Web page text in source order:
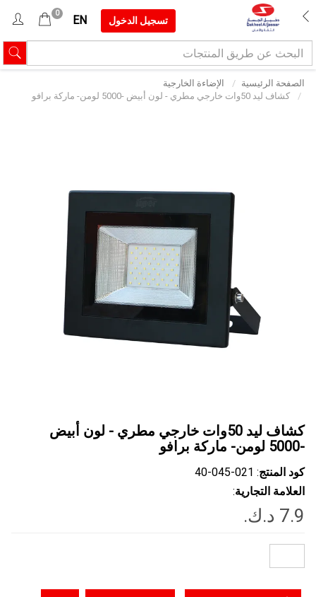
تسجيل الدخول EN
0
الصفحة الرئيسية
الإضاءة الخارجية
كشاف ليد 50وات خارجي مطري - لون أبيض -5000 لومن- ماركة برافو
كشاف ليد 50وات خارجي مطري - لون أبيض
-5000 لومن- ماركة برافو
كود المنتج: ‎40-045-021
العلامة التجارية: